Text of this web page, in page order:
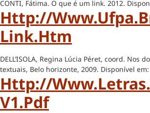
CONTI, Fátima. O que é um link. 2012.
Http://
Link.htm
DELL’ISOLA, Regina Lúcia Péret, coord. Nos
textuais, Belo horizonte, 2009. Disponível em:
Http://
V1.pdf